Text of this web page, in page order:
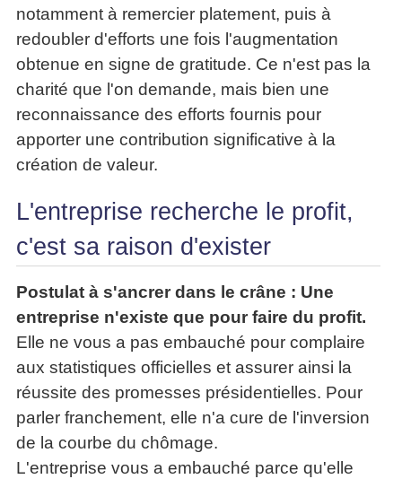
notamment à remercier platement, puis à
redoubler d'efforts une fois l'augmentation
obtenue en signe de gratitude. Ce n'est pas la
charité que l'on demande, mais bien une
reconnaissance des efforts fournis pour
apporter une contribution significative à la
création de valeur.
L'entreprise recherche le profit,
c'est sa raison d'exister
Postulat à s'ancrer dans le crâne : Une
entreprise n'existe que pour faire du profit.
Elle ne vous a pas embauché pour complaire
aux statistiques officielles et assurer ainsi la
réussite des promesses présidentielles. Pour
parler franchement, elle n'a cure de l'inversion
de la courbe du chômage.
L'entreprise vous a embauché parce qu'elle